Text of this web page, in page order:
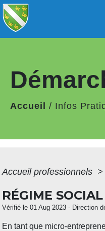
Accueil / Infos
Accueil professionnels >
RÉGIME
Vérifié le 01 Aug 2023 - Direction
En tant que micro-